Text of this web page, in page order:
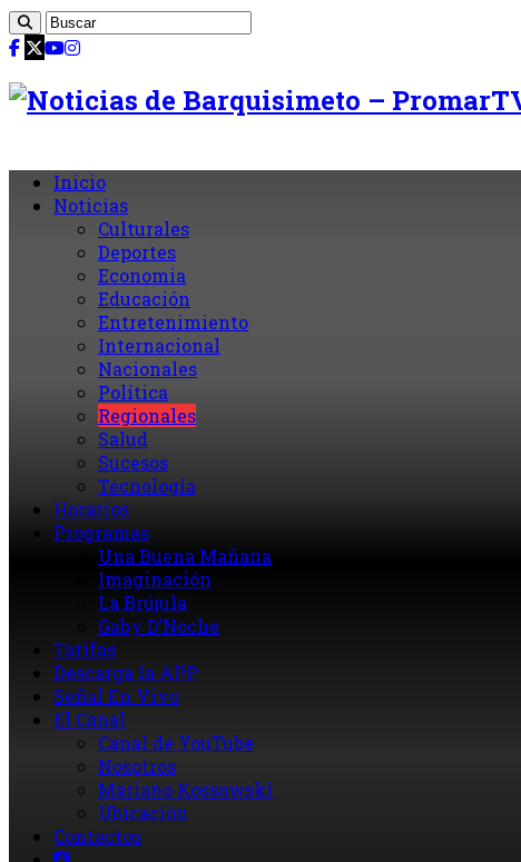
Inicio
Noticias
Culturales
Deportes
Economia
Educación
Entretenimiento
Internacional
Nacionales
Política
Regionales
Salud
Sucesos
Tecnología
Horarios
Programas
Una Buena Mañana
Imaginación
La Brújula
Gaby D’Noche
Tarifas
Descarga la APP
Señal En Vivo
El Canal
Canal de YouTube
Nosotros
Mariano Kossowski
Ubicación
Contactos